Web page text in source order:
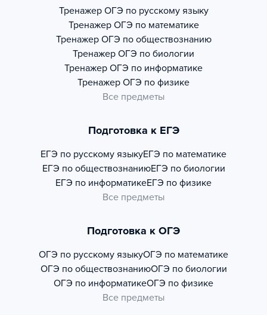
Тренажер ОГЭ по русскому языку
Тренажер ОГЭ по математике
Тренажер ОГЭ по обществознанию
Тренажер ОГЭ по биологии
Тренажер ОГЭ по информатике
Тренажер ОГЭ по физике
Все предметы
Подготовка к ЕГЭ
ЕГЭ по русскому языкуЕГЭ по математике
ЕГЭ по обществознаниюЕГЭ по биологии
ЕГЭ по информатикеЕГЭ по физике
Все предметы
Подготовка к ОГЭ
ОГЭ по русскому языкуОГЭ по математике
ОГЭ по обществознаниюОГЭ по биологии
ОГЭ по информатикеОГЭ по физике
Все предметы